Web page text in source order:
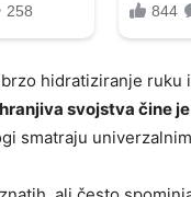
hidratiziranje
svojstva čine
smatraju